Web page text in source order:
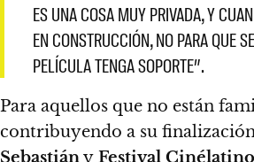
ES UNA COSA MUY PRIVADA, Y
EN CONSTRUCCIÓN, NO PARA QUE
PELÍCULA TENGA SOPORTE”.
Para aquellos que no están
contribuyendo a su
Sebastiány Festival Cinélatino